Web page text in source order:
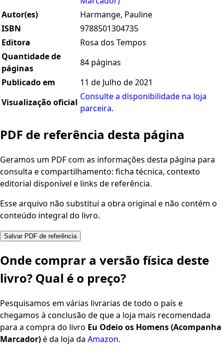
Autor(es)
Harmange, Pauline
ISBN
9788501304735
Editora
Rosa dos Tempos
Quantidade de
páginas
84 páginas
Publicado em
11 de Julho de 2021
Visualização oficial
Consulte a disponibilidade na loja
parceira.
PDF de referência desta página
Geramos um PDF com as informações desta página para
consulta e compartilhamento: ficha técnica, contexto
editorial disponível e links de referência.
Esse arquivo não substitui a obra original e não contém o
conteúdo integral do livro.
Salvar PDF de referência
Onde comprar a versão física deste
livro? Qual é o preço?
Pesquisamos em várias livrarias de todo o país e
chegamos à conclusão de que a loja mais recomendada
para a compra do livro Eu Odeio os Homens (Acompanha
Marcador)é da loja da Amazon.